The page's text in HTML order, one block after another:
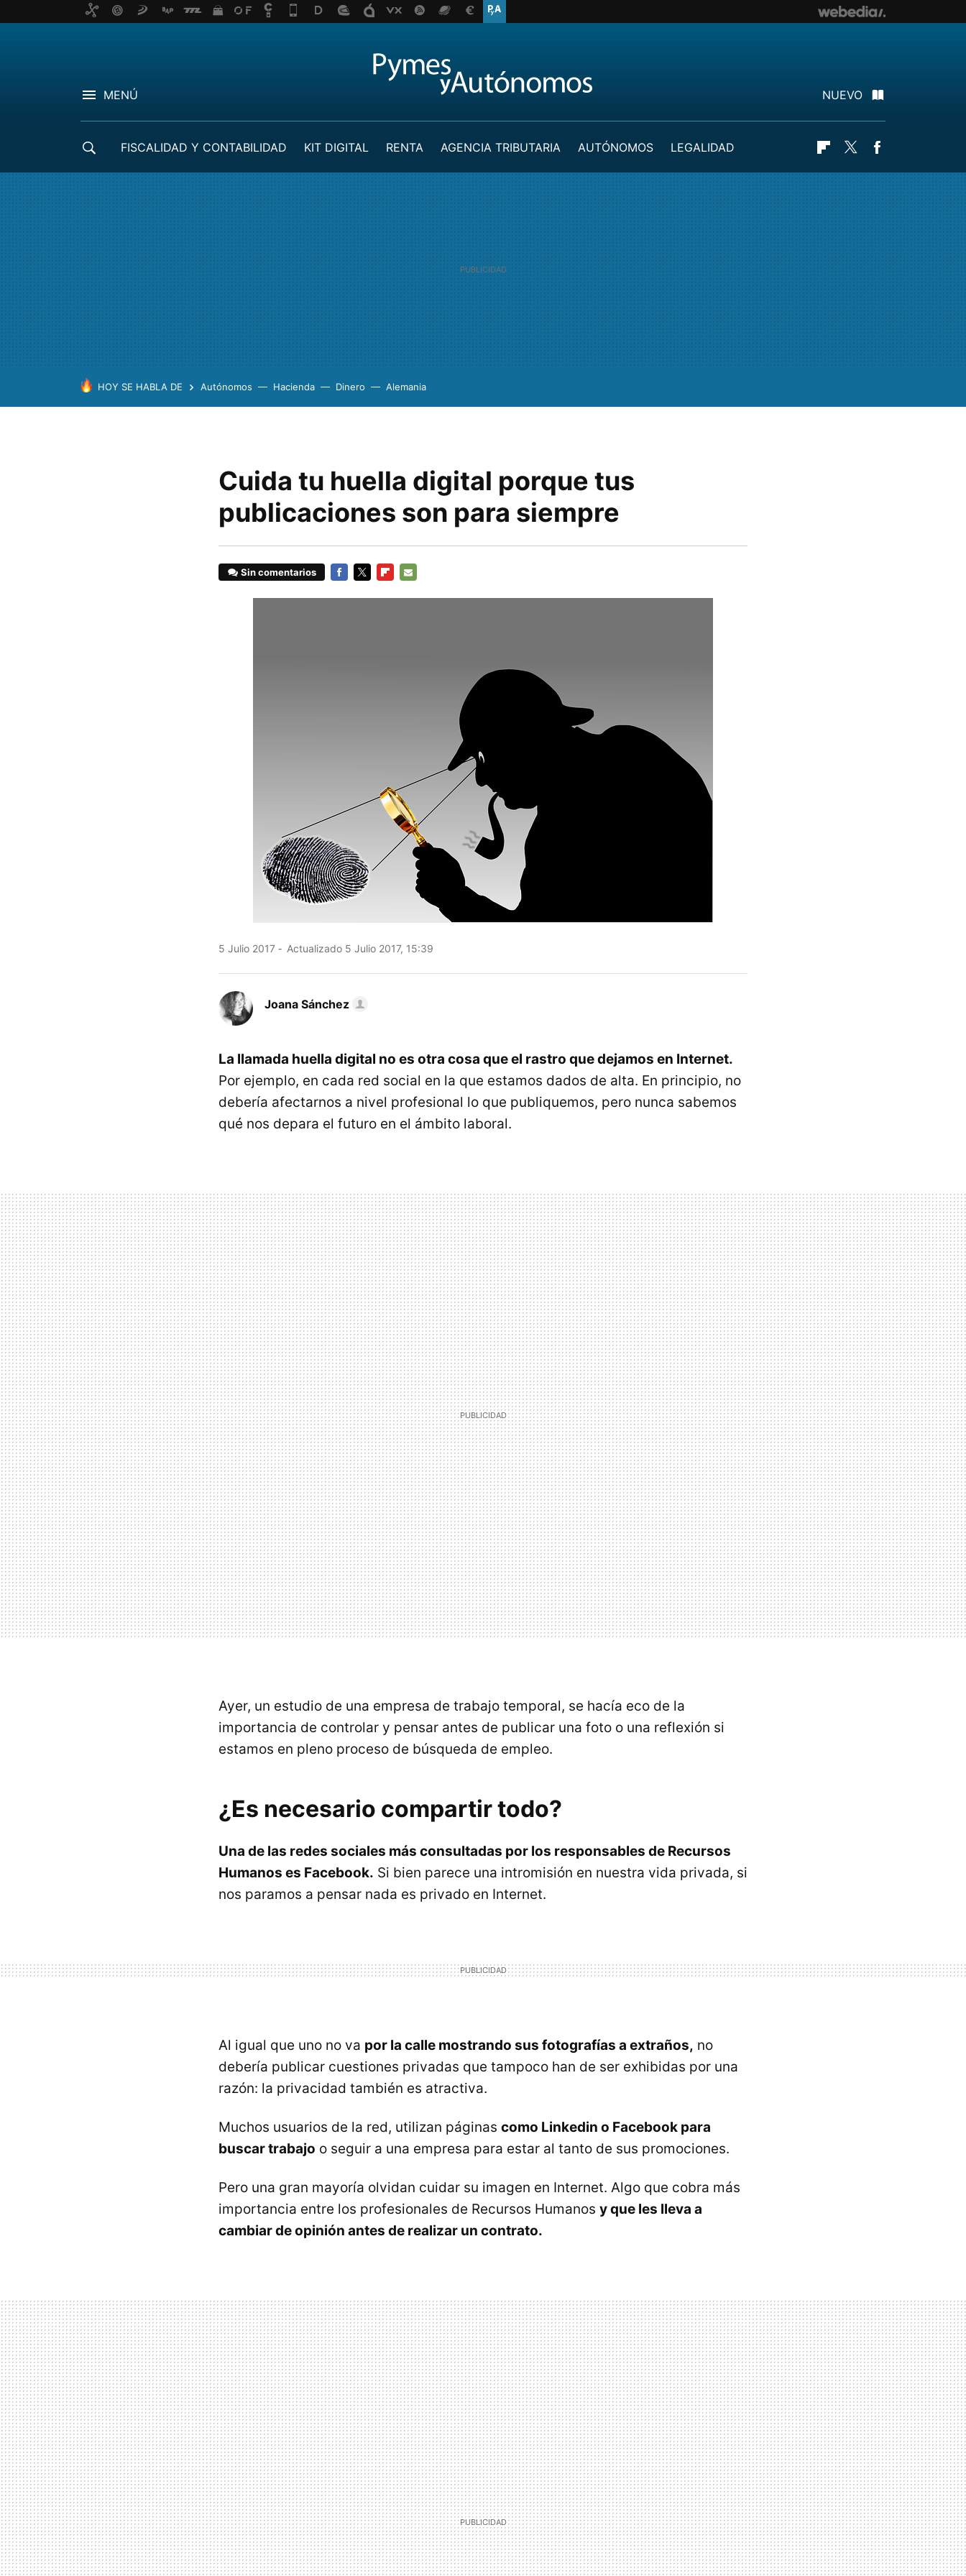
MENÚ NUEVO
FISCALIDAD Y CONTABILIDAD KIT DIGITAL RENTA AGENCIA TRIBUTARIA AUTÓNOMOS
LEGALIDAD
Flipboard
Twitter
HOY SE HABLA DE Autónomos Hacienda Dinero Alemania
Cuida tu huella digital porque tus
publicaciones son para siempre
Sin comentarios
5 Julio 2017 Actualizado 5 Julio 2017, 15:39
Joana Sánchez
La llamada huella digital no es otra cosa que el rastro que dejamos en Internet.
Por ejemplo, en cada red social en la que estamos dados de alta. En principio, no
debería afectarnos a nivel profesional lo que publiquemos, pero nunca sabemos
qué nos depara el futuro en el ámbito laboral.
Ayer, un estudio de una empresa de trabajo temporal, se hacía eco de la
importancia de controlar y pensar antes de publicar una foto o una reflexión si
estamos en pleno proceso de búsqueda de empleo.
¿Es necesario compartir todo?
Una de las redes sociales más consultadas por los responsables de Recursos
Humanos es Facebook. Si bien parece una intromisión en nuestra vida privada, si
nos paramos a pensar nada es privado en Internet.
Al igual que uno no va por la calle mostrando sus fotografías a extraños, no
debería publicar cuestiones privadas que tampoco han de ser exhibidas por una
razón: la privacidad también es atractiva.
Muchos usuarios de la red, utilizan páginas como Linkedin o Facebook para
buscar trabajo o seguir a una empresa para estar al tanto de sus promociones.
Pero una gran mayoría olvidan cuidar su imagen en Internet. Algo que cobra más
importancia entre los profesionales de Recursos Humanos y que les lleva a
cambiar de opinión antes de realizar un contrato.